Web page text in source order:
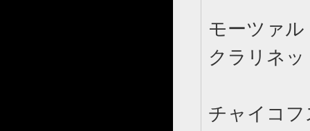
モーツァル
クラリ
チャイコフ